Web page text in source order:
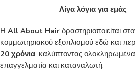
Λίγα λόγια για εμάς
Η All About Hairδραστηριοποιείται
κομμωτηριακού εξοπλισμού εδώ και
20 χρόνια, καλύπτοντας
επαγγελματία και καταναλωτή.